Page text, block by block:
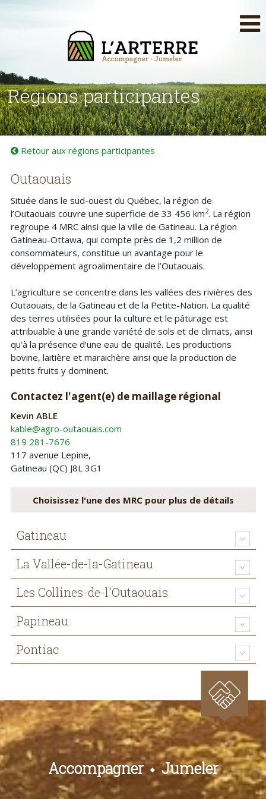
Régions participantes
Retour aux régions participantes
Outaouais
Située dans le sud-ouest du Québec, la région de
l’Outaouais couvre une superficie de 33 456 km2. La région
regroupe 4 MRC ainsi que la ville de Gatineau. La région
Gatineau-Ottawa, qui compte près de 1,2 million de
consommateurs, constitue un avantage pour le
développement agroalimentaire de l’Outaouais.
L’agriculture se concentre dans les vallées des rivières des
Outaouais, de la Gatineau et de la Petite-Nation. La qualité
des terres utilisées pour la culture et le pâturage est
attribuable à une grande variété de sols et de climats, ainsi
qu’à la présence d’une eau de qualité. Les productions
bovine, laitière et maraichère ainsi que la production de
petits fruits y dominent.
Contactez l'agent(e) de maillage régional
Kevin ABLE
kable@agro-outaouais.com
819 281-7676
117 avenue Lepine,
Gatineau (QC) J8L 3G1
Choisissez l'une des MRC pour plus de détails
Gatineau
La Vallée-de-la-Gatineau
Les Collines-de-l'Outaouais
Papineau
Pontiac
AccompagnerJumeler